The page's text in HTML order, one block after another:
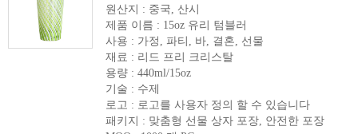
원산지 : 중국, 산시
제품 이름 : 15oz 유리 텀블러
사용 : 가정, 파티, 바, 결혼, 선물
재료 : 리드 프리 크리스탈
용량 : 440ml/15oz
기술 : 수제
로고 : 로고를 사용자 정의 할 수 있습니다
패키지 : 맞춤형 선물 상자 포장, 안전한 포장